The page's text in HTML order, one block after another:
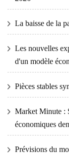
La baisse de la
Les nouvelles
d'un modèle
Pièces stables
Market Minute :
économiques
Prévisions du